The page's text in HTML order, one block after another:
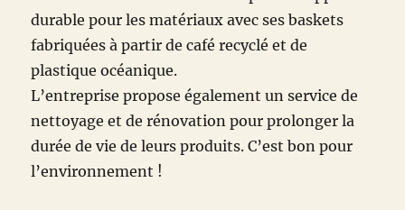
durable pour les matériaux avec ses baskets
fabriquées à partir de café recyclé et de
plastique océanique.
L’entreprise propose également un service de
nettoyage et de rénovation pour prolonger la
durée de vie de leurs produits. C’est bon pour
l’environnement !